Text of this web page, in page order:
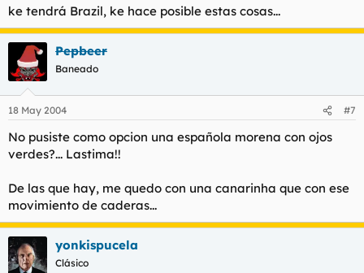
ke tendrá Brazil, ke hace posible estas cosas...
Pepbeer
Baneado
18 May 2004 #7
No pusiste como opcion una española morena con ojos
verdes?... Lastima!!
De las que hay, me quedo con una canarinha que con ese
movimiento de caderas...
yonkispucela
Clásico